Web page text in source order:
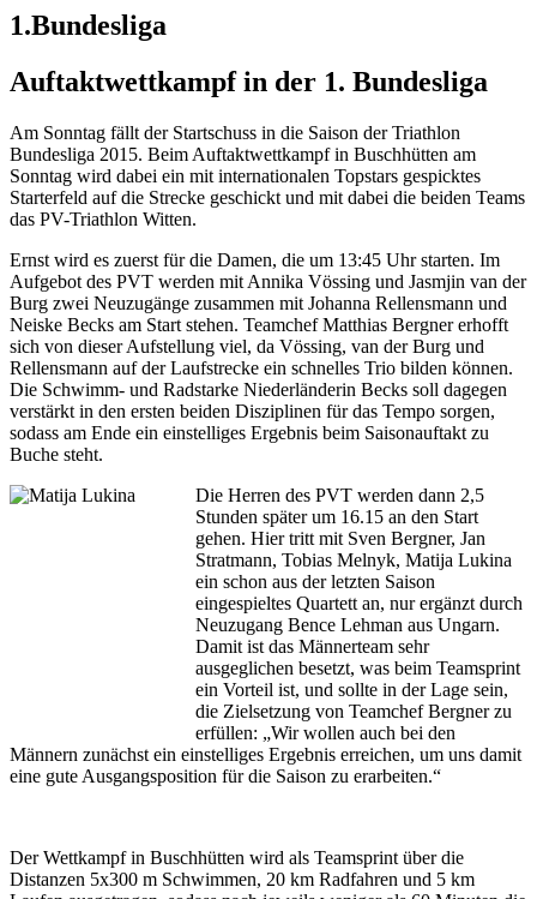
1.Bundesliga
Auftaktwettkampf in der 1. Bundesliga
Am Sonntag fällt der Startschuss in die Saison der Triathlon
Bundesliga 2015. Beim Auftaktwettkampf in Buschhütten am
Sonntag wird dabei ein mit internationalen Topstars gespicktes
Starterfeld auf die Strecke geschickt und mit dabei die beiden Teams
das PV-Triathlon Witten.
Ernst wird es zuerst für die Damen, die um 13:45 Uhr starten. Im
Aufgebot des PVT werden mit Annika Vössing und Jasmjin van der
Burg zwei Neuzugänge zusammen mit Johanna Rellensmann und
Neiske Becks am Start stehen. Teamchef Matthias Bergner erhofft
sich von dieser Aufstellung viel, da Vössing, van der Burg und
Rellensmann auf der Laufstrecke ein schnelles Trio bilden können.
Die Schwimm- und Radstarke Niederländerin Becks soll dagegen
verstärkt in den ersten beiden Disziplinen für das Tempo sorgen,
sodass am Ende ein einstelliges Ergebnis beim Saisonauftakt zu
Buche steht.
Die Herren des PVT werden dann 2,5
Stunden später um 16.15 an den Start
gehen. Hier tritt mit Sven Bergner, Jan
Stratmann, Tobias Melnyk, Matija Lukina
ein schon aus der letzten Saison
eingespieltes Quartett an, nur ergänzt durch
Neuzugang Bence Lehman aus Ungarn.
Damit ist das Männerteam sehr
ausgeglichen besetzt, was beim Teamsprint
ein Vorteil ist, und sollte in der Lage sein,
die Zielsetzung von Teamchef Bergner zu
erfüllen: „Wir wollen auch bei den
Männern zunächst ein einstelliges Ergebnis erreichen, um uns damit
eine gute Ausgangsposition für die Saison zu erarbeiten.“
Der Wettkampf in Buschhütten wird als Teamsprint über die
Distanzen 5x300 m Schwimmen, 20 km Radfahren und 5 km